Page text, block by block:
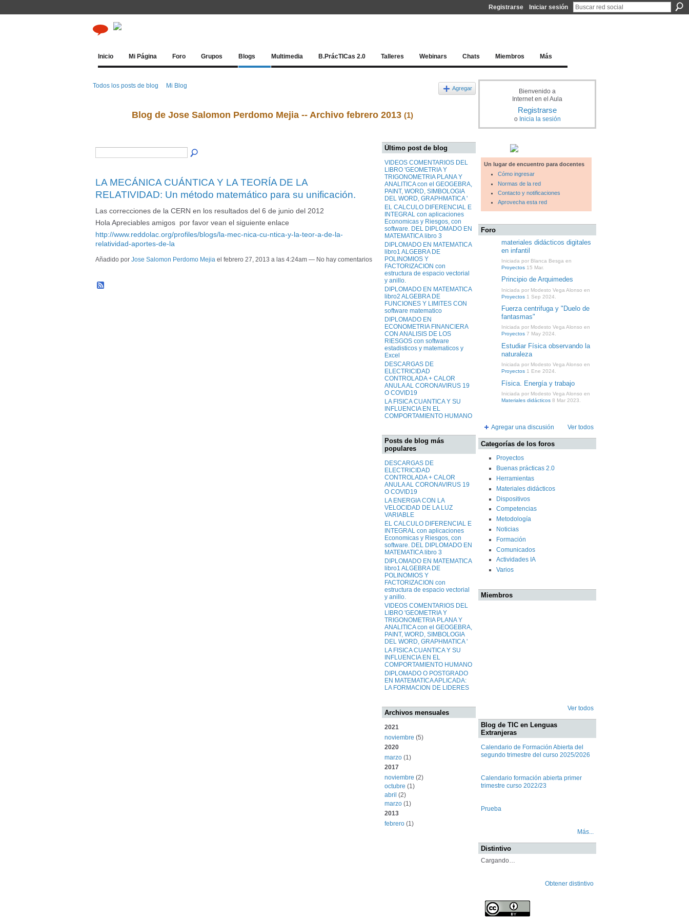
Registrarse Iniciar sesión
Inicio Mi Página Foro Grupos Blogs Multimedia B.PrácTICas 2.0 Talleres Webinars Chats Miembros Más
Todos los posts de blog Mi Blog Agregar
Blog de Jose Salomon Perdomo Mejia -- Archivo febrero 2013 (1)
LA MECÁNICA CUÁNTICA Y LA TEORÍA DE LA
RELATIVIDAD: Un método matemático para su unificación.
Las correcciones de la CERN en los resultados del 6 de junio del 2012
Hola Apreciables amigos por favor vean el siguiente enlace
http://www.reddolac.org/profiles/blogs/la-mec-nica-cu-ntica-y-la-teor-a-de-la-
relatividad-aportes-de-la
Añadido por Jose Salomon Perdomo Mejia el febrero 27, 2013 a las 4:24am — No hay comentarios
Último post de blog
VIDEOS COMENTARIOS DEL
LIBRO 'GEOMETRIA Y
TRIGONOMETRIA PLANA Y
ANALITICA con el GEOGEBRA,
PAINT, WORD, SIMBOLOGIA
DEL WORD, GRAPHMATICA '
EL CALCULO DIFERENCIAL E
INTEGRAL con aplicaciones
Economicas y Riesgos, con
software. DEL DIPLOMADO EN
MATEMATICA libro 3
DIPLOMADO EN MATEMATICA
libro1 ALGEBRA DE
POLINOMIOS Y
FACTORIZACION con
estructura de espacio vectorial
y anillo.
DIPLOMADO EN MATEMATICA
libro2 ALGEBRA DE
FUNCIONES Y LIMITES CON
software matematico
DIPLOMADO EN
ECONOMETRIA FINANCIERA
CON ANALISIS DE LOS
RIESGOS con software
estadisticos y matematicos y
Excel
DESCARGAS DE
ELECTRICIDAD
CONTROLADA + CALOR
ANULA AL CORONAVIRUS 19
O COVID19
LA FISICA CUANTICA Y SU
INFLUENCIA EN EL
COMPORTAMIENTO HUMANO
Posts de blog más
populares
DESCARGAS DE
ELECTRICIDAD
CONTROLADA + CALOR
ANULA AL CORONAVIRUS 19
O COVID19
LA ENERGIA CON LA
VELOCIDAD DE LA LUZ
VARIABLE
EL CALCULO DIFERENCIAL E
INTEGRAL con aplicaciones
Economicas y Riesgos, con
software. DEL DIPLOMADO EN
MATEMATICA libro 3
DIPLOMADO EN MATEMATICA
libro1 ALGEBRA DE
POLINOMIOS Y
FACTORIZACION con
estructura de espacio vectorial
y anillo.
VIDEOS COMENTARIOS DEL
LIBRO 'GEOMETRIA Y
TRIGONOMETRIA PLANA Y
ANALITICA con el GEOGEBRA,
PAINT, WORD, SIMBOLOGIA
DEL WORD, GRAPHMATICA '
LA FISICA CUANTICA Y SU
INFLUENCIA EN EL
COMPORTAMIENTO HUMANO
DIPLOMADO O POSTGRADO
EN MATEMATICA APLICADA:
LA FORMACION DE LIDERES
Archivos mensuales
2021
noviembre (5)
2020
marzo (1)
2017
noviembre (2)
octubre (1)
abril (2)
marzo (1)
2013
febrero (1)
Bienvenido a
Internet en el Aula
Registrarse
o Inicia la sesión
Un lugar de encuentro para docentes
Cómo ingresar
Normas de la red
Contacto y notificaciones
Aprovecha esta red
Foro
materiales didácticos digitales
en infantil
Iniciada por Blanca Besga en
Proyectos 15 Mar.
Principio de Arquimedes
Iniciada por Modesto Vega Alonso en
Proyectos 1 Sep 2024.
Fuerza centrifuga y "Duelo de
fantasmas"
Iniciada por Modesto Vega Alonso en
Proyectos 7 May 2024.
Estudiar Física observando la
naturaleza
Iniciada por Modesto Vega Alonso en
Proyectos 1 Ene 2024.
Física. Energía y trabajo
Iniciada por Modesto Vega Alonso en
Materiales didácticos 8 Mar 2023.
Agregar una discusión Ver todos
Categorías de los foros
Proyectos
Buenas prácticas 2.0
Herramientas
Materiales didácticos
Dispositivos
Competencias
Metodología
Noticias
Formación
Comunicados
Actividades IA
Varios
Miembros
Ver todos
Blog de TIC en Lenguas
Extranjeras
Calendario de Formación Abierta del
segundo trimestre del curso 2025/2026
Calendario formación abierta primer
trimestre curso 2022/23
Prueba
Más...
Distintivo
Cargando…
Obtener distintivo